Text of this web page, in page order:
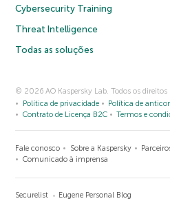
Cybersecurity Training
Threat Intelligence
Todas as soluções
© 2026 AO Kaspersky Lab. Todos os direitos
Política de privacidade
Política de
Contrato de Licença B2C
Termos e
Fale conosco Sobre a Kaspersky
Comunicado à imprensa
Securelist Eugene Personal Blog